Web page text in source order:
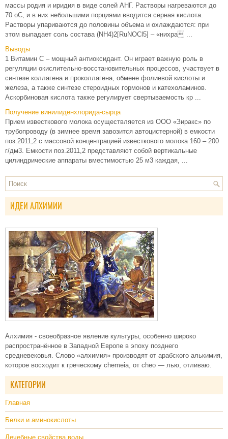
массы родия и иридия в виде солей АНГ. Растворы нагреваются до
70 оС, и в них небольшими порциями вводится серная кислота.
Растворы упариваются до половины объема и охлаждаются: при
этом выпадает соль состава (NH4)2[RuNOCl5] – «нихра ...
Выводы
1 Витамин С – мощный антиоксидант. Он играет важную роль в
регуляции окислительно-восстановительных процессов, участвует в
синтезе коллагена и проколлагена, обмене фолиевой кислоты и
железа, а также синтезе стероидных гормонов и катехоламинов.
Аскорбиновая кислота также регулирует свертываемость кр ...
Получение винилиденхлорида-сырца
Прием известкового молока осуществляется из ООО «Зиракс» по
трубопроводу (в зимнее время завозится автоцистерной) в емкости
поз.2011,2 с массовой концентрацией известкового молока 160 – 200
г/дм3. Емкости поз.2011,2 представляют собой вертикальные
цилиндрические аппараты вместимостью 25 м3 каждая, ...
ИДЕИ АЛХИМИИ
Алхимия - своеобразное явление культуры, особенно широко
распространённое в Западной Европе в эпоху позднего
средневековья. Слово «алхимия» производят от арабского алькимия,
которое восходит к греческому chemeia, от cheo — лью, отливаю.
КАТЕГОРИИ
Главная
Белки и аминокислоты
Лечебные свойства воды